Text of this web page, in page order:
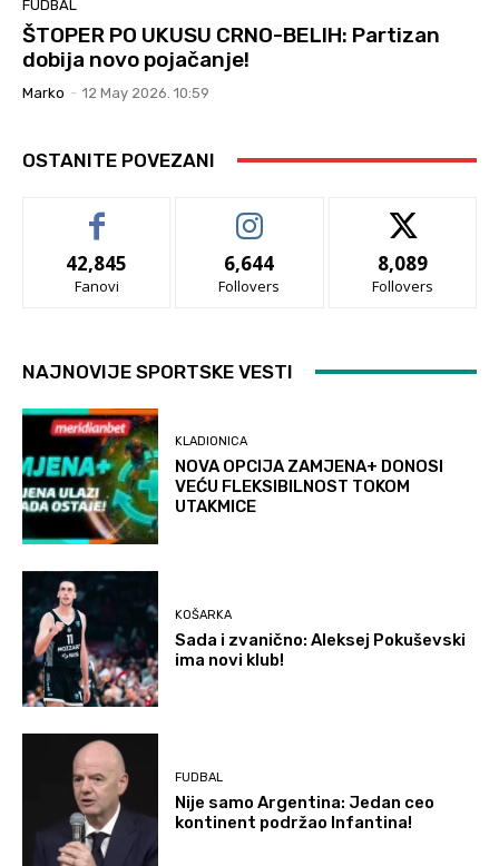
FUDBAL
ŠTOPER PO UKUSU CRNO-BELIH: Partizan
dobija novo pojačanje!
Marko - 12 May 2026. 10:59
OSTANITE POVEZANI
42,845
Fanovi
6,644
Follovers
8,089
Follovers
NAJNOVIJE SPORTSKE VESTI
KLADIONICA
NOVA OPCIJA ZAMJENA+ DONOSI
VEĆU FLEKSIBILNOST TOKOM
UTAKMICE
KOŠARKA
Sada i zvanično: Aleksej Pokuševski
ima novi klub!
FUDBAL
Nije samo Argentina: Jedan ceo
kontinent podržao Infantina!